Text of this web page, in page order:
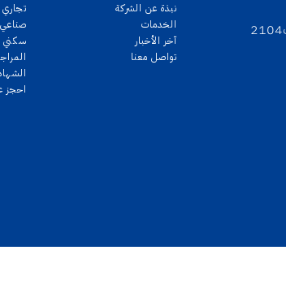
نبذة عن الشركة
الخدمات
آخر الأخبار
تواصل معنا
تجاري
صناعي
سكني
احجز